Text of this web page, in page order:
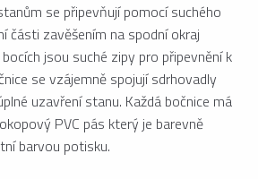
se připevňují pomocí suchého
části zavěšením na spodní okraj
jsou suché zipy pro připevnění k
se vzájemně spojují sdrhovadly
uzavření stanu. Každá bočnice má
PVC pás který je barevně
barvou potisku.